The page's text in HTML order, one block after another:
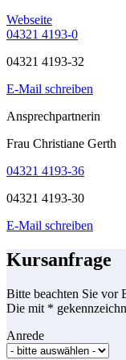
Webseite
04321 4193-0
04321 4193-32
E-Mail schreiben
Ansprechpartnerin
Frau Christiane Gerth
04321 4193-36
04321 4193-30
E-Mail schreiben
Kursanfrage
Bitte beachten Sie vor
Die mit *
Anrede